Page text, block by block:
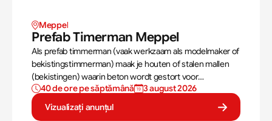
Meppel
Prefab Timerman Meppel
Als prefab timmerman (vaak werkzaam als modelmaker of
bekistingstimmerman) maak je houten of stalen mallen
(bekistingen) waarin beton wordt gestort voor
onderdelen zoals balkons en galerijen. Deze mallen
moeten tot op de millimeter nauwkeurig zijn zodat de
betonelementen exact passen in de bouw.
40 de ore pe săptămână
3 august 2026
Vizualizați anunțul